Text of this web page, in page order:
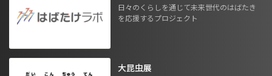
日々のくらしを通じて未来世代のはばたき
を応援するプロジェクト
大昆虫展